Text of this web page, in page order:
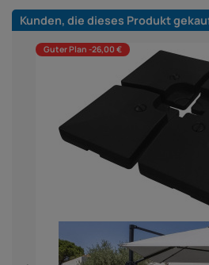
Kunden, die dieses Produkt
Guter Plan -26,00 €